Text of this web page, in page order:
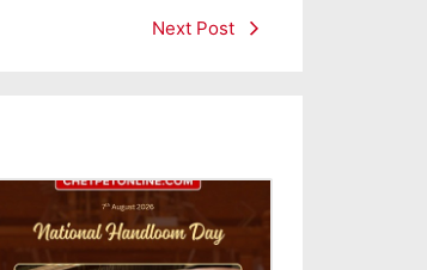
Next Post